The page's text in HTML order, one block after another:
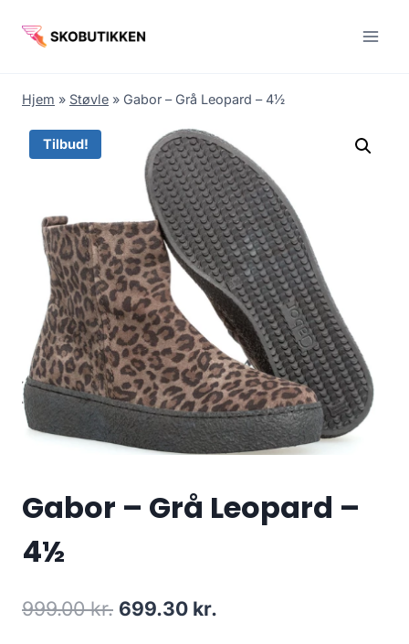
Hjem » Støvle » Gabor – Grå Leopard – 4½
Tilbud!
Gabor – Grå Leopard –
4½
999.00kr. Den
699.30 kr.